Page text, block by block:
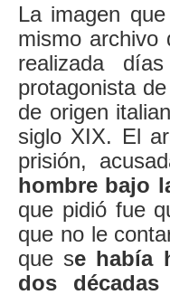
La imagen
mismo
realizada
protagonista
de origen
siglo XIX. El
prisión,
hombre bajo
que pidió fue
que no le
que se había
dos décadas